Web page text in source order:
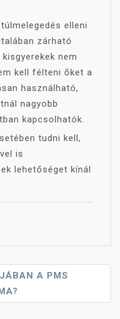
elleni
zárható
nem
kell félteni őket a
használható,
nagyobb
kapcsolhatók.
tudni kell,
is
lehetőséget kínál
A PMS